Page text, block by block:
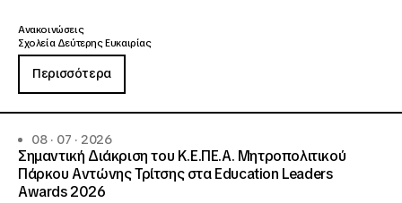
Ανακοινώσεις
Σχολεία Δεύτερης Ευκαιρίας
Περισσότερα
08 · 07 · 2026
Σημαντική Διάκριση του Κ.Ε.ΠΕ.Α. Μητροπολιτικού
Πάρκου Αντώνης Τρίτσης στα Education Leaders
Awards 2026